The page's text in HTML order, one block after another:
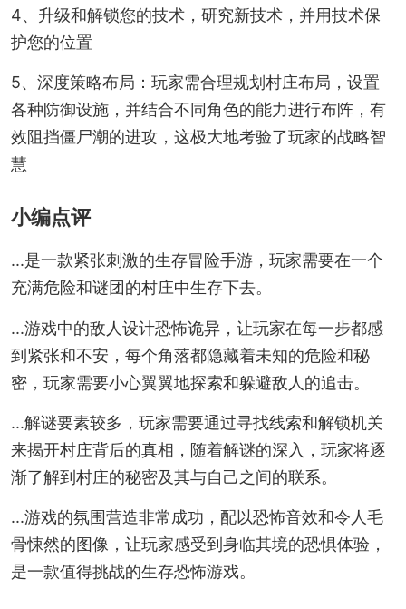
4、升级和解锁您的技术，研究新技术，并用技术保
护您的位置
5、深度策略布局：玩家需合理规划村庄布局，设置
各种防御设施，并结合不同角色的能力进行布阵，有
效阻挡僵尸潮的进攻，这极大地考验了玩家的战略智
慧
小编点评
...是一款紧张刺激的生存冒险手游，玩家需要在一个
充满危险和谜团的村庄中生存下去。
...游戏中的敌人设计恐怖诡异，让玩家在每一步都感
到紧张和不安，每个角落都隐藏着未知的危险和秘
密，玩家需要小心翼翼地探索和躲避敌人的追击。
...解谜要素较多，玩家需要通过寻找线索和解锁机关
来揭开村庄背后的真相，随着解谜的深入，玩家将逐
渐了解到村庄的秘密及其与自己之间的联系。
...游戏的氛围营造非常成功，配以恐怖音效和令人毛
骨悚然的图像，让玩家感受到身临其境的恐惧体验，
是一款值得挑战的生存恐怖游戏。